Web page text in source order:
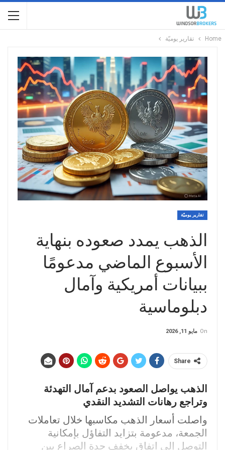
Home تقارير يوميّة
تقارير يوميّة
الذهب يمدد صعوده بنهاية
الأسبوع الماضي مدعومًا
ببيانات أمريكية وآمال
دبلوماسية
On مايو 11, 2026
Share
الذهب يواصل الصعود بدعم آمال التهدئة
وتراجع رهانات التشديد النقدي
واصلت أسعار الذهب مكاسبها خلال تعاملات
الجمعة، مدعومة بتزايد التفاؤل بإمكانية
التوصل إلى اتفاق يخفف حدة الصراع بين